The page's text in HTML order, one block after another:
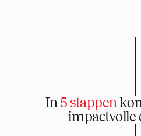
In 5 stappen
impactvolle